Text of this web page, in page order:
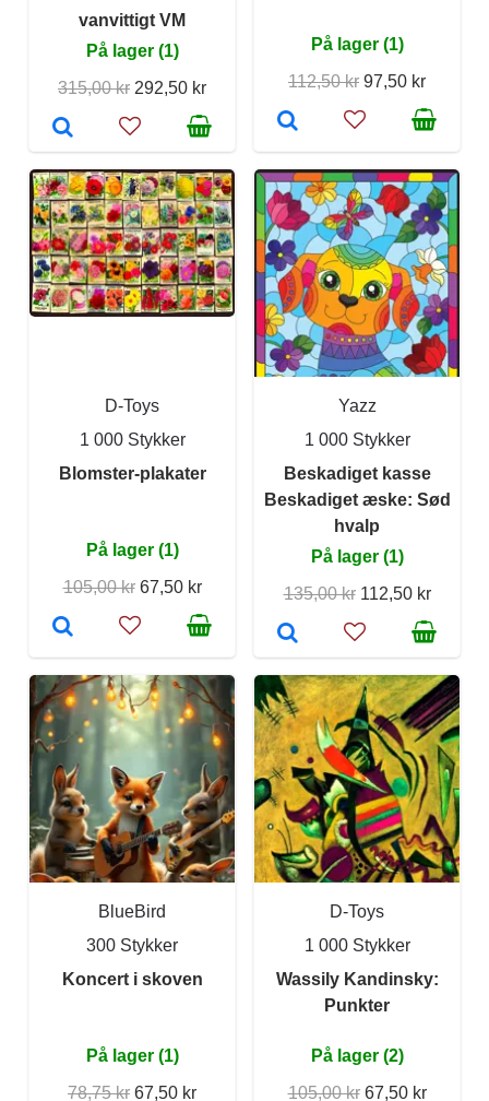
vanvittigt VM
På lager (1)
315,00 kr 292,50 kr
På lager (1)
112,50 kr 97,50 kr
D-Toys
1 000 Stykker
Blomster-plakater
På lager (1)
105,00 kr 67,50 kr
Yazz
1 000 Stykker
Beskadiget kasse
Beskadiget æske: Sød
hvalp
På lager (1)
135,00 kr 112,50 kr
BlueBird
300 Stykker
Koncert i skoven
På lager (1)
78,75 kr 67,50 kr
D-Toys
1 000 Stykker
Wassily Kandinsky:
Punkter
På lager (2)
105,00 kr 67,50 kr